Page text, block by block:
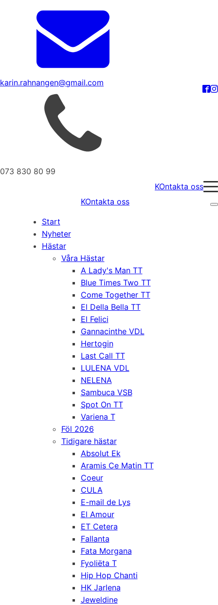
karin.rahnangen@gmail.com
073 830 80 99
KOntakta oss
KOntakta oss
Start
Nyheter
Hästar
Våra Hästar
A Lady's Man TT
Blue Times Two TT
Come Together TT
El Della Bella TT
El Felici
Gannacinthe VDL
Hertogin
Last Call TT
LULENA VDL
NELENA
Sambuca VSB
Spot On TT
Variena T
Föl 2026
Tidigare hästar
Absolut Ek
Aramis Ce Matin TT
Coeur
CULA
E-mail de Lys
El Amour
ET Cetera
Fallanta
Fata Morgana
Fyoliëta T
Hip Hop Chanti
HK Jarlena
Jeweldine